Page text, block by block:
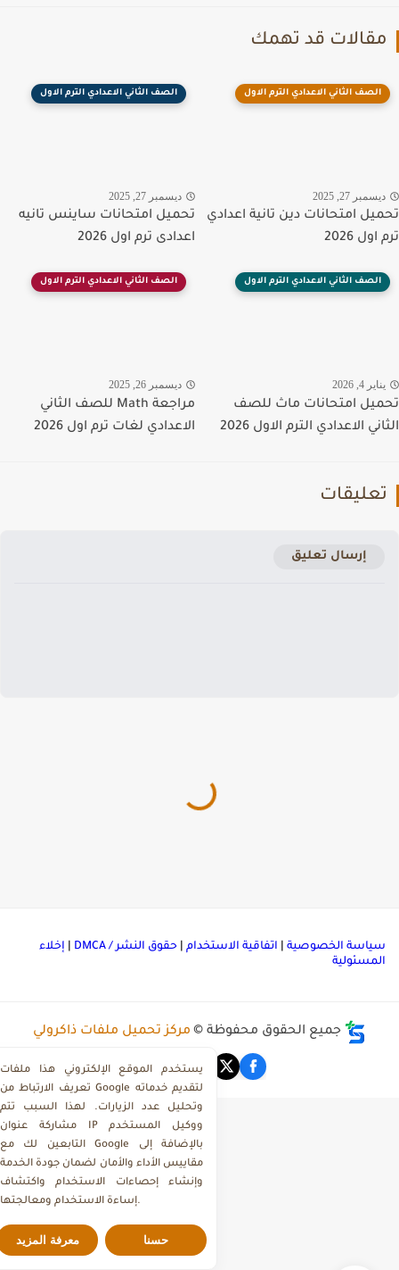
قد تهمك
الصف الثاني الاعدادي الترم الاول
27, 2025
امتحانات دين تانية اعدادي
2026
الصف الثاني الاعدادي الترم الاول
ديسمبر 27, 2025
تحميل امتحانات ساينس تانيه
اعدادى ترم اول 2026
الصف الثاني الاعدادي الترم الاول
4, 2026
امتحانات ماث للصف
الاعدادي الترم الاول 2026
الصف الثاني الاعدادي الترم الاول
ديسمبر 26, 2025
مراجعة Math للصف الثاني
الاعدادي لغات ترم اول 2026
إرسال تعليق
الخصوصية|اتفاقية الاستخدام|حقوق النشر / DMCA |إخلاء
جميع الحقوق محفوظة © مركز تحميل ملفات ذاكرولي
يستخدم الموقع الإلكتروني هذا ملفات
تعريف الارتباط من Google لتقديم خدماته
وتحليل عدد الزيارات. لهذا السبب تتم
مشاركة عنوان IP ووكيل المستخدم
التابعين لك مع Google بالإضافة إلى
مقاييس الأداء والأمان لضمان جودة الخدمة
وإنشاء إحصاءات الاستخدام واكتشاف
معرفة المزيد حسنا